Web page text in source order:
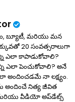
బ్యూటీ, మరియు మన
20 సంవత్సరాలుగా
ఎలా కాపాడుకోవాలి?
ఎలా పెంచుకోవాలి? అనే
అందించడమే నా లక్ష్యం.
అందించే నిత్య జీవిత
వీడియో అప్‌డేట్స్